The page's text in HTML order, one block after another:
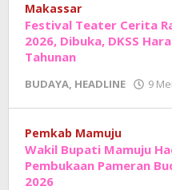
Makassar
Festival Teater Cerita
2026, Dibuka, DKSS
Tahunan
BUDAYA, HEADLINE 9
Pemkab Mamuju
Wakil Bupati Mamuju
Pembukaan Pameran
2026